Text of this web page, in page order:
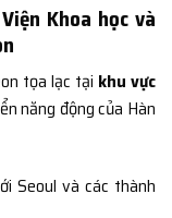
Khoa học và
tọa lạc tại khu vực
năng động của Hàn
Seoul và các thành